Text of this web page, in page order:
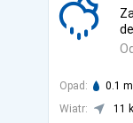
Opad: 0.1
Wiatr:
11